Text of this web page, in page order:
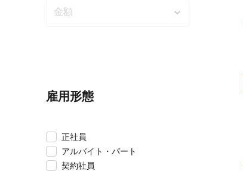
雇用形態
正社員
アルバイト・パート
契約社員